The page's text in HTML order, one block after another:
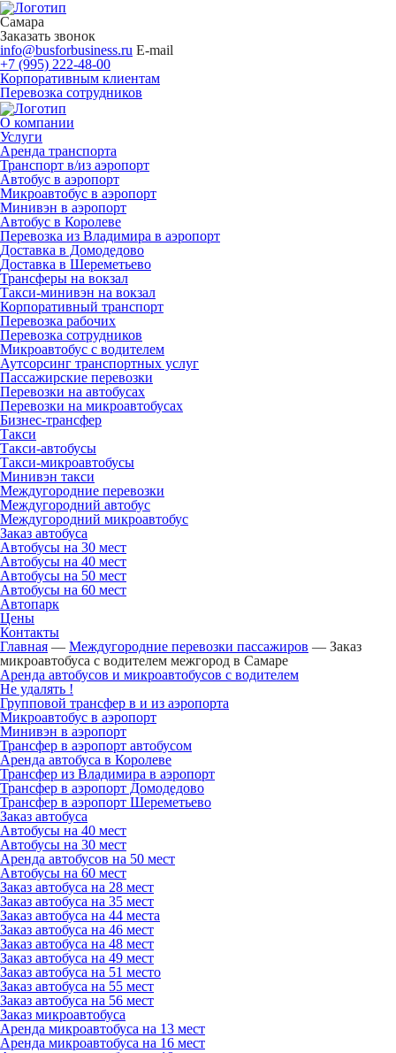
Самара
Заказать звонок
info@busforbusiness.ru E-mail
+7 (995) 222-48-00
Корпоративным клиентам
Перевозка сотрудников
О компании
Услуги
Аренда транспорта
Транспорт в/из аэропорт
Автобус в аэропорт
Микроавтобус в аэропорт
Минивэн в аэропорт
Автобус в Королеве
Перевозка из Владимира в аэропорт
Доставка в Домодедово
Доставка в Шереметьево
Трансферы на вокзал
Такси-минивэн на вокзал
Корпоративный транспорт
Перевозка рабочих
Перевозка сотрудников
Микроавтобус с водителем
Аутсорсинг транспортных услуг
Пассажирские перевозки
Перевозки на автобусах
Перевозки на микроавтобусах
Бизнес-трансфер
Такси
Такси-автобусы
Такси-микроавтобусы
Минивэн такси
Междугородние перевозки
Междугородний автобус
Междугородний микроавтобус
Заказ автобуса
Автобусы на 30 мест
Автобусы на 40 мест
Автобусы на 50 мест
Автобусы на 60 мест
Автопарк
Цены
Контакты
Главная — Междугородние перевозки пассажиров — Заказ
микроавтобуса с водителем межгород в Самаре
Аренда автобусов и микроавтобусов с водителем
Не удалять !
Групповой трансфер в и из аэропорта
Микроавтобус в аэропорт
Минивэн в аэропорт
Трансфер в аэропорт автобусом
Аренда автобуса в Королеве
Трансфер из Владимира в аэропорт
Трансфер в аэропорт Домодедово
Трансфер в аэропорт Шереметьево
Заказ автобуса
Автобусы на 40 мест
Автобусы на 30 мест
Аренда автобусов на 50 мест
Автобусы на 60 мест
Заказ автобуса на 28 мест
Заказ автобуса на 35 мест
Заказ автобуса на 44 места
Заказ автобуса на 46 мест
Заказ автобуса на 48 мест
Заказ автобуса на 49 мест
Заказ автобуса на 51 место
Заказ автобуса на 55 мест
Заказ автобуса на 56 мест
Заказ микроавтобуса
Аренда микроавтобуса на 13 мест
Аренда микроавтобуса на 16 мест